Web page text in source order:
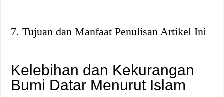
7. Tujuan dan Manfaat Penulisan Artikel Ini
Kelebihan dan Kekurangan
Bumi Datar Menurut Islam